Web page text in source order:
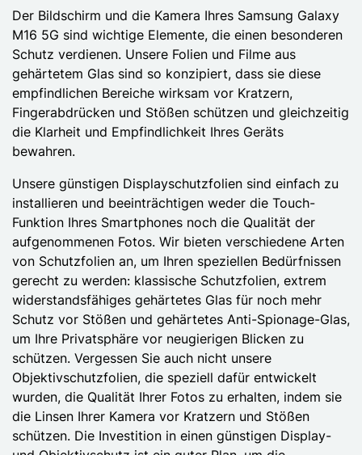
Der Bildschirm und die Kamera Ihres Samsung Galaxy
M16 5G sind wichtige Elemente, die einen besonderen
Schutz verdienen. Unsere Folien und Filme aus
gehärtetem Glas sind so konzipiert, dass sie diese
empfindlichen Bereiche wirksam vor Kratzern,
Fingerabdrücken und Stößen schützen und gleichzeitig
die Klarheit und Empfindlichkeit Ihres Geräts
bewahren.
Unsere günstigen Displayschutzfolien sind einfach zu
installieren und beeinträchtigen weder die Touch-
Funktion Ihres Smartphones noch die Qualität der
aufgenommenen Fotos. Wir bieten verschiedene Arten
von Schutzfolien an, um Ihren speziellen Bedürfnissen
gerecht zu werden: klassische Schutzfolien, extrem
widerstandsfähiges gehärtetes Glas für noch mehr
Schutz vor Stößen und gehärtetes Anti-Spionage-Glas,
um Ihre Privatsphäre vor neugierigen Blicken zu
schützen. Vergessen Sie auch nicht unsere
Objektivschutzfolien, die speziell dafür entwickelt
wurden, die Qualität Ihrer Fotos zu erhalten, indem sie
die Linsen Ihrer Kamera vor Kratzern und Stößen
schützen. Die Investition in einen günstigen Display-